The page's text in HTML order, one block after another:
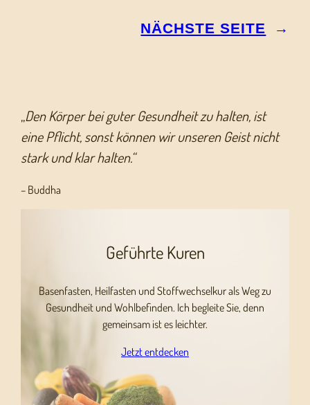
NÄCHSTE SEITE →
„Den Körper bei guter Gesundheit zu halten, ist
eine Pflicht, sonst können wir unseren Geist nicht
stark und klar halten.“
– Buddha
Geführte Kuren
Basenfasten, Heilfasten und Stoffwechselkur als Weg zu
Gesundheit und Wohlbefinden. Ich begleite Sie, denn
gemeinsam ist es leichter.
Jetzt entdecken